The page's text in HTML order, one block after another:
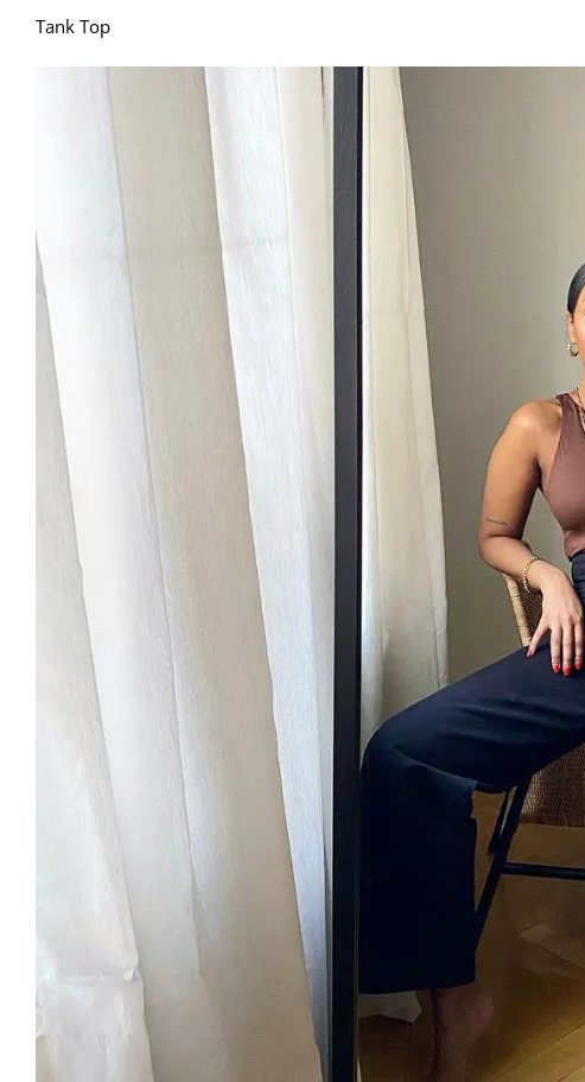
Tank Top